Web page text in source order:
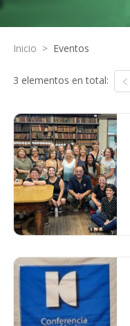
Inicio > Eventos
3 elementos en total: